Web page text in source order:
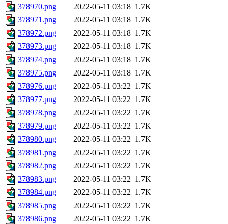
378970.png
2022-05-11 03:18 1.7K
378971.png
2022-05-11 03:18 1.7K
378972.png
2022-05-11 03:18 1.7K
378973.png
2022-05-11 03:18 1.7K
378974.png
2022-05-11 03:18 1.7K
378975.png
2022-05-11 03:18 1.7K
378976.png
2022-05-11 03:22 1.7K
378977.png
2022-05-11 03:22 1.7K
378978.png
2022-05-11 03:22 1.7K
378979.png
2022-05-11 03:22 1.7K
378980.png
2022-05-11 03:22 1.7K
378981.png
2022-05-11 03:22 1.7K
378982.png
2022-05-11 03:22 1.7K
378983.png
2022-05-11 03:22 1.7K
378984.png
2022-05-11 03:22 1.7K
378985.png
2022-05-11 03:22 1.7K
378986.png
2022-05-11 03:22 1.7K